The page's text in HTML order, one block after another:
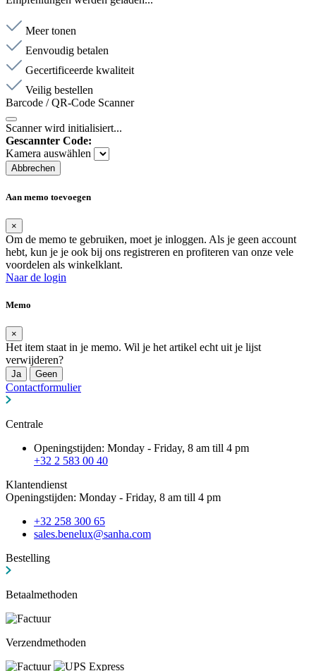
Meer tonen
Eenvoudig betalen
Gecertificeerde kwaliteit
Veilig bestellen
Barcode / QR-Code Scanner
Scanner wird initialisiert...
Gescannter Code:
Kamera auswählen
Abbrechen
Aan memo toevoegen
×
Om de memo te gebruiken, moet je inloggen. Als je geen account
hebt, kun je je ook bij ons registreren en profiteren van onze vele
voordelen als winkelklant.
Naar de login
Memo
×
Het item staat in je memo. Wil je het artikel echt uit je lijst
verwijderen?
Ja Geen
Contactformulier
Centrale
Openingstijden: Monday - Friday, 8 am till 4 pm
+32 2 583 00 40
Klantendienst
Openingstijden: Monday - Friday, 8 am till 4 pm
+32 258 300 65
sales.benelux@sanha.com
Bestelling
Betaalmethoden
Verzendmethoden